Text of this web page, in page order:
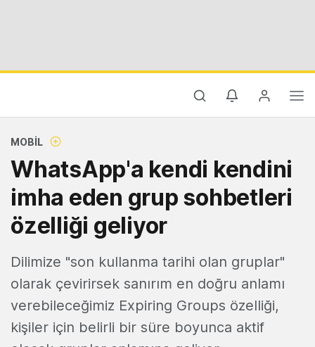
MOBIL
WhatsApp'a kendi kendini
imha eden grup sohbetleri
özelliği geliyor
Dilimize "son kullanma tarihi olan gruplar"
olarak çevirirsek sanırım en doğru anlamı
verebileceğimiz Expiring Groups özelliği,
kişiler için belirli bir süre boyunca aktif